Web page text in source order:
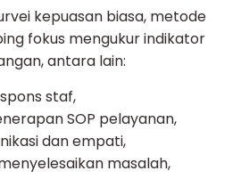
kepuasan biasa, metode
fokus mengukur indikator
antara lain:
staf,
SOP pelayanan,
dan empati,
masalah,